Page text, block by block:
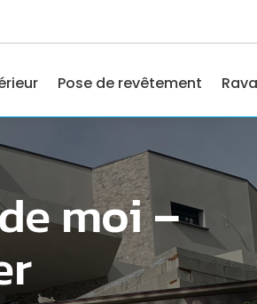
Pose de revêtement
moi –